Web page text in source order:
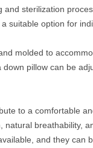
and sterilization
suitable option for
molded to
pillow can be
to a comfortable
breathability,
and they can